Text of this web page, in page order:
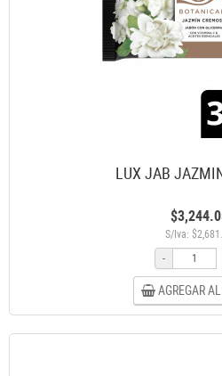
LUX JAB
S/Iva:
-
AGREGAR